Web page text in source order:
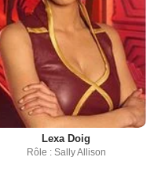
Lexa Doig
Rôle : Sally Allison